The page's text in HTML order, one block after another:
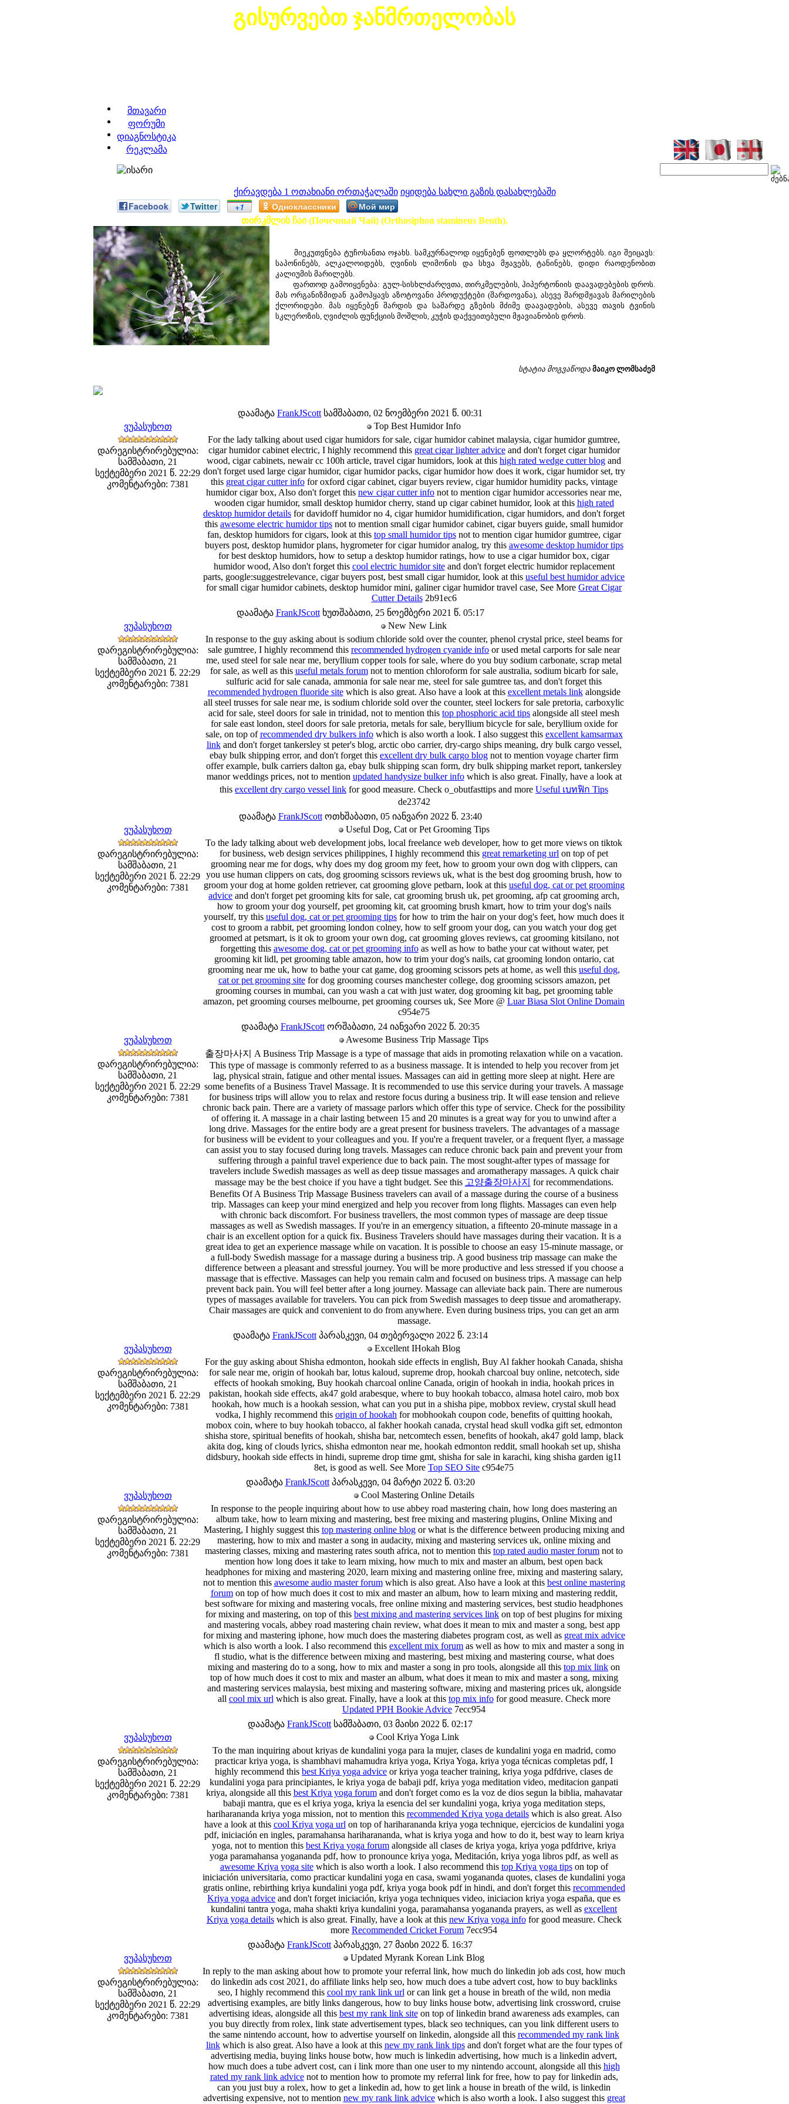
გისურვებთ ჯანმრთელობას
მთავარი
ფორუმი
დიაგნოსტიკა
რეკლამა
ქირავდება 1 ოთახიანი ორთაჭალაში იყიდება სახლი გაზის დასახლებაში
Facebook Twitter +1 Одноклассники Мой мир
თირკმლის ჩაი (Почечный Чай) (Orthosiphon stamineus Benth).
მიეკუთვნება ტუჩოსანთა ოჯახს. სამკურნალოდ იყენებენ ფოთლებს და ყლორტებს. იგი შეიცავს:
საპონინებს, ალკალოიდებს, ღვინის ლიმონის და სხვა მჟავებს, ტანინებს, დიდი რაოდენობით
კალიუმის მარილებს.
ფართოდ გამოიყენება: გულ-სისხლძარღვთა, თირკმელების, ჰიპერტონიის დაავადებების დროს.
მას ორგანიზმიდან გამოჰყავს აზოტოვანი პროდუქტები (შარდოვანა), ასევე შარდმჟავას მარილების
ქლორიდები. მას იყენებენ შარდის და საშარდე გზების მძიმე დაავადების, ასევე თავის ტვინის
სკლეროზის, ღვიძლის ფუნქციის მოშლის, კუჭის დაქვეითებული მჟავიანობის დროს.
სტატია მოგვაწოდა მაიკო ლომსაძემ
დაამატა FrankJScott სამშაბათი, 02 ნოემბერი 2021 წ. 00:31
ვუპასუხოთ
Top Best Humidor Info
დარეგისტრირებულია:
სამშაბათი, 21
სექტემბერი 2021 წ. 22:29
კომენტარები: 7381
For the lady talking about used cigar humidors for sale, cigar humidor cabinet malaysia, cigar humidor gumtree,
cigar humidor cabinet electric, I highly recommend this great cigar lighter adviceand don't forget cigar humidor
wood, cigar cabinets, newair cc 100h article, travel cigar humidors, look at this high rated wedge cutter blog and
don't forget used large cigar humidor, cigar humidor packs, cigar humidor how does it work, cigar humidor set, try
this great cigar cutter infofor oxford cigar cabinet, cigar buyers review, cigar humidor humidity packs, vintage
humidor cigar box, Also don't forget this new cigar cutter info not to mention cigar humidor accessories near me,
wooden cigar humidor, small desktop humidor cherry, stand up cigar cabinet humidor, look at this high rated
desktop humidor details for davidoff humidor no 4, cigar humidor humidification, cigar humidors, and don't forget
this awesome electric humidor tips not to mention small cigar humidor cabinet, cigar buyers guide, small humidor
fan, desktop humidors for cigars, look at this top small humidor tipsnot to mention cigar humidor gumtree, cigar
buyers post, desktop humidor plans, hygrometer for cigar humidor analog, try this awesome desktop humidor tips
for best desktop humidors, how to setup a desktop humidor ratings, how to use a cigar humidor box, cigar
humidor wood, Also don't forget this cool electric humidor siteand don't forget electric humidor replacement
parts, google:suggestrelevance, cigar buyers post, best small cigar humidor, look at this useful best humidor advice
for small cigar humidor cabinets, desktop humidor mini, galiner cigar humidor travel case, See More Great Cigar
Cutter Details2b91ec6
დაამატა FrankJScottხუთშაბათი, 25 ნოემბერი 2021 წ. 05:17
ვუპასუხოთ
New New Link
დარეგისტრირებულია:
სამშაბათი, 21
სექტემბერი 2021 წ. 22:29
კომენტარები: 7381
In response to the guy asking about is sodium chloride sold over the counter, phenol crystal price, steel beams for
sale gumtree, I highly recommend this recommended hydrogen cyanide info or used metal carports for sale near
me, used steel for sale near me, beryllium copper tools for sale, where do you buy sodium carbonate, scrap metal
for sale, as well as this useful metals forumnot to mention chloroform for sale australia, sodium bicarb for sale,
sulfuric acid for sale canada, ammonia for sale near me, steel for sale gumtree tas, and don't forget this
recommended hydrogen fluoride sitewhich is also great. Also have a look at this excellent metals linkalongside
all steel trusses for sale near me, is sodium chloride sold over the counter, steel lockers for sale pretoria, carboxylic
acid for sale, steel doors for sale in trinidad, not to mention this top phosphoric acid tips alongside all steel mesh
for sale east london, steel doors for sale pretoria, metals for sale, beryllium bicycle for sale, beryllium oxide for
sale, on top ofrecommended dry bulkers infowhich is also worth a look. I also suggest this excellent kamsarmax
linkand don't forget tankersley st peter's blog, arctic obo carrier, dry-cargo ships meaning, dry bulk cargo vessel,
ebay bulk shipping error, and don't forget this excellent dry bulk cargo blog not to mention voyage charter firm
offer example, bulk carriers dalton ga, ebay bulk shipping scan form, dry bulk shipping market report, tankersley
manor weddings prices, not to mention updated handysize bulker infowhich is also great. Finally, have a look at
this excellent dry cargo vessel link for good measure. Check o_obutfasttips and more Useful เบทฟิก Tips
de23742
დაამატა FrankJScottოთხშაბათი, 05 იანვარი 2022 წ. 23:40
ვუპასუხოთ
Useful Dog, Cat or Pet Grooming Tips
დარეგისტრირებულია:
სამშაბათი, 21
სექტემბერი 2021 წ. 22:29
კომენტარები: 7381
To the lady talking about web development jobs, local freelance web developer, how to get more views on tiktok
for business, web design services philippines, I highly recommend this great remarketing url on top of pet
grooming near me for dogs, why does my dog groom my feet, how to groom your own dog with clippers, can
you use human clippers on cats, dog grooming scissors reviews uk, what is the best dog grooming brush, how to
groom your dog at home golden retriever, cat grooming glove petbarn, look at this useful dog, cat or pet grooming
advice and don't forget pet grooming kits for sale, cat grooming brush uk, pet grooming, afp cat grooming arch,
how to groom your dog yourself, pet grooming kit, cat grooming brush kmart, how to trim your dog's nails
yourself, try this useful dog, cat or pet grooming tips for how to trim the hair on your dog's feet, how much does it
cost to groom a rabbit, pet grooming london colney, how to self groom your dog, can you watch your dog get
groomed at petsmart, is it ok to groom your own dog, cat grooming gloves reviews, cat grooming kitsilano, not
forgetting this awesome dog, cat or pet grooming infoas well as how to bathe your cat without water, pet
grooming kit lidl, pet grooming table amazon, how to trim your dog's nails, cat grooming london ontario, cat
grooming near me uk, how to bathe your cat game, dog grooming scissors pets at home, as well this useful dog,
cat or pet grooming sitefor dog grooming courses manchester college, dog grooming scissors amazon, pet
grooming courses in mumbai, can you wash a cat with just water, dog grooming kit bag, pet grooming table
amazon, pet grooming courses melbourne, pet grooming courses uk, See More @ Luar Biasa Slot Online Domain
c954e75
დაამატა FrankJScottორშაბათი, 24 იანვარი 2022 წ. 20:35
ვუპასუხოთ
Awesome Business Trip Massage Tips
დარეგისტრირებულია:
სამშაბათი, 21
სექტემბერი 2021 წ. 22:29
კომენტარები: 7381
출장마사지 A Business Trip Massage is a type of massage that aids in promoting relaxation while on a vacation.
This type of massage is commonly referred to as a business massage. It is intended to help you recover from jet
lag, physical strain, fatigue and other mental issues. Massages can aid in getting more sleep at night. Here are
some benefits of a Business Travel Massage. It is recommended to use this service during your travels. A massage
for business trips will allow you to relax and restore focus during a business trip. It will ease tension and relieve
chronic back pain. There are a variety of massage parlors which offer this type of service. Check for the possibility
of offering it. A massage in a chair lasting between 15 and 20 minutes is a great way for you to unwind after a
long drive. Massages for the entire body are a great present for business travelers. The advantages of a massage
for business will be evident to your colleagues and you. If you're a frequent traveler, or a frequent flyer, a massage
can assist you to stay focused during long travels. Massages can reduce chronic back pain and prevent your from
suffering through a painful travel experience due to back pain. The most sought-after types of massage for
travelers include Swedish massages as well as deep tissue massages and aromatherapy massages. A quick chair
massage may be the best choice if you have a tight budget. See this 고양출장마사지 for recommendations.
Benefits Of A Business Trip Massage Business travelers can avail of a massage during the course of a business
trip. Massages can keep your mind energized and help you recover from long flights. Massages can even help
with chronic back discomfort. For business travellers, the most common types of massage are deep tissue
massages as well as Swedish massages. If you're in an emergency situation, a fifteento 20-minute massage in a
chair is an excellent option for a quick fix. Business Travelers should have massages during their vacation. It is a
great idea to get an experience massage while on vacation. It is possible to choose an easy 15-minute massage, or
a full-body Swedish massage for a massage during a business trip. A good business trip massage can make the
difference between a pleasant and stressful journey. You will be more productive and less stressed if you choose a
massage that is effective. Massages can help you remain calm and focused on business trips. A massage can help
prevent back pain. You will feel better after a long journey. Massage can alleviate back pain. There are numerous
types of massages available for travelers. You can pick from Swedish massages to deep tissue and aromatherapy.
Chair massages are quick and convenient to do from anywhere. Even during business trips, you can get an arm
massage.
დაამატა FrankJScottპარასკევი, 04 თებერვალი 2022 წ. 23:14
ვუპასუხოთ
Excellent IHokah Blog
დარეგისტრირებულია:
სამშაბათი, 21
სექტემბერი 2021 წ. 22:29
კომენტარები: 7381
For the guy asking about Shisha edmonton, hookah side effects in english, Buy Al fakher hookah Canada, shisha
for sale near me, origin of hookah bar, lotus kaloud, supreme drop, hookah charcoal buy online, netcotech, side
effects of hookah smoking, Buy hookah charcoal online Canada, origin of hookah in india, hookah prices in
pakistan, hookah side effects, ak47 gold arabesque, where to buy hookah tobacco, almasa hotel cairo, mob box
hookah, how much is a hookah session, what can you put in a shisha pipe, mobbox review, crystal skull head
vodka, I highly recommend this origin of hookah for mobhookah coupon code, benefits of quitting hookah,
mobox coin, where to buy hookah tobacco, al fakher hookah canada, crystal head skull vodka gift set, edmonton
shisha store, spiritual benefits of hookah, shisha bar, netcomtech essen, benefits of hookah, ak47 gold lamp, black
akita dog, king of clouds lyrics, shisha edmonton near me, hookah edmonton reddit, small hookah set up, shisha
didsbury, hookah side effects in hindi, supreme drop time gmt, shisha for sale in karachi, king shisha garden ig11
8et, is good as well. See More Top SEO Site c954e75
დაამატა FrankJScottპარასკევი, 04 მარტი 2022 წ. 03:20
ვუპასუხოთ
Cool Mastering Online Details
დარეგისტრირებულია:
სამშაბათი, 21
სექტემბერი 2021 წ. 22:29
კომენტარები: 7381
In response to the people inquiring about how to use abbey road mastering chain, how long does mastering an
album take, how to learn mixing and mastering, best free mixing and mastering plugins, Online Mixing and
Mastering, I highly suggest this top mastering online blogor what is the difference between producing mixing and
mastering, how to mix and master a song in audacity, mixing and mastering services uk, online mixing and
mastering classes, mixing and mastering rates south africa, not to mention this top rated audio master forum not to
mention how long does it take to learn mixing, how much to mix and master an album, best open back
headphones for mixing and mastering 2020, learn mixing and mastering online free, mixing and mastering salary,
not to mention this awesome audio master forumwhich is also great. Also have a look at this best online mastering
forumon top of how much does it cost to mix and master an album, how to learn mixing and mastering reddit,
best software for mixing and mastering vocals, free online mixing and mastering services, best studio headphones
for mixing and mastering, on top of this best mixing and mastering services link on top of best plugins for mixing
and mastering vocals, abbey road mastering chain review, what does it mean to mix and master a song, best app
for mixing and mastering iphone, how much does the mastering diabetes program cost, as well as great mix advice
which is also worth a look. I also recommend this excellent mix forum as well as how to mix and master a song in
fl studio, what is the difference between mixing and mastering, best mixing and mastering course, what does
mixing and mastering do to a song, how to mix and master a song in pro tools, alongside all this top mix link on
top of how much does it cost to mix and master an album, what does it mean to mix and master a song, mixing
and mastering services malaysia, best mixing and mastering software, mixing and mastering prices uk, alongside
all cool mix url which is also great. Finally, have a look at this top mix infofor good measure. Check more
Updated PPH Bookie Advice 7ecc954
დაამატა FrankJScott სამშაბათი, 03 მაისი 2022 წ. 02:17
ვუპასუხოთ
Cool Kriya Yoga Link
დარეგისტრირებულია:
სამშაბათი, 21
სექტემბერი 2021 წ. 22:29
კომენტარები: 7381
To the man inquiring about kriyas de kundalini yoga para la mujer, clases de kundalini yoga en madrid, como
practicar kriya yoga, is shambhavi mahamudra kriya yoga, Kriya Yoga, kriya yoga técnicas completas pdf, I
highly recommend this best Kriya yoga advice or kriya yoga teacher training, kriya yoga pdfdrive, clases de
kundalini yoga para principiantes, le kriya yoga de babaji pdf, kriya yoga meditation video, meditacion ganpati
kriya, alongside all this best Kriya yoga forumand don't forget como es la voz de dios segun la biblia, mahavatar
babaji mantra, que es el kriya yoga, kriya la esencia del ser kundalini yoga, kriya yoga meditation steps,
hariharananda kriya yoga mission, not to mention this recommended Kriya yoga detailswhich is also great. Also
have a look at this cool Kriya yoga url on top of hariharananda kriya yoga technique, ejercicios de kundalini yoga
pdf, iniciación en ingles, paramahansa hariharananda, what is kriya yoga and how to do it, best way to learn kriya
yoga, not to mention this best Kriya yoga forum alongside all clases de kriya yoga, kriya yoga pdfdrive, kriya
yoga paramahansa yogananda pdf, how to pronounce kriya yoga, Meditación, kriya yoga libros pdf, as well as
awesome Kriya yoga sitewhich is also worth a look. I also recommend this top Kriya yoga tipson top of
iniciación universitaria, como practicar kundalini yoga en casa, swami yogananda quotes, clases de kundalini yoga
gratis online, rebirthing kriya kundalini yoga pdf, kriya yoga book pdf in hindi, and don't forget this recommended
Kriya yoga advice and don't forget iniciación, kriya yoga techniques video, iniciacion kriya yoga españa, que es
kundalini tantra yoga, maha shakti kriya kundalini yoga, paramahansa yogananda prayers, as well as excellent
Kriya yoga detailswhich is also great. Finally, have a look at this new Kriya yoga infofor good measure. Check
more Recommended Cricket Forum 7ecc954
დაამატა FrankJScott პარასკევი, 27 მაისი 2022 წ. 16:37
ვუპასუხოთ
Updated Myrank Korean Link Blog
დარეგისტრირებულია:
სამშაბათი, 21
სექტემბერი 2021 წ. 22:29
კომენტარები: 7381
In reply to the man asking about how to promote your referral link, how much do linkedin job ads cost, how much
do linkedin ads cost 2021, do affiliate links help seo, how much does a tube advert cost, how to buy backlinks
seo, I highly recommend this cool my rank link url or can link get a house in breath of the wild, non media
advertising examples, are bitly links dangerous, how to buy links house botw, advertising link crossword, cruise
advertising ideas, alongside all this best my rank link siteon top of linkedin brand awareness ads examples, can
you buy directly from rolex, link state advertisement types, black seo techniques, can you link different users to
the same nintendo account, how to advertise yourself on linkedin, alongside all this recommended my rank link
linkwhich is also great. Also have a look at this new my rank link tipsand don't forget what are the four types of
advertising media, buying links house botw, how much is linkedin advertising, how much is a linkedin advert,
how much does a tube advert cost, can i link more than one user to my nintendo account, alongside all this high
rated my rank link advicenot to mention how to promote my referral link for free, how to pay for linkedin ads,
can you just buy a rolex, how to get a linkedin ad, how to get link a house in breath of the wild, is linkedin
advertising expensive, not to mention new my rank link advicewhich is also worth a look. I also suggest this great